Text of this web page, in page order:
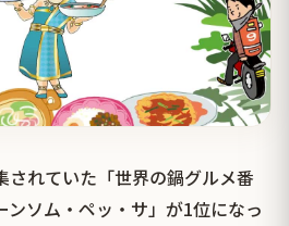
されていた「世界の鍋グルメ番
ンソム・ペッ・サ」が1位になっ